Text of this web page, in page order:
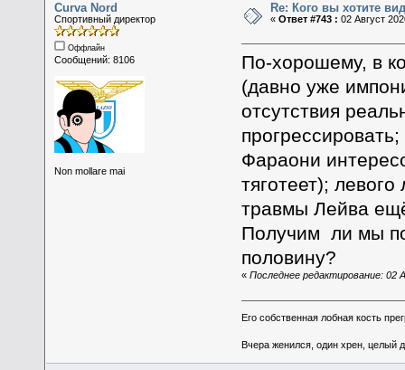
Curva Nord
Спортивный директор
Оффлайн
Сообщений: 8106
Non mollare mai
Re: Кого вы хотите
«Ответ #743 : 02 Август
По-хорошему, в
(давно уже
отсутствия
Фараони
тяготеет);
травмы Лейва
Получим ли мы по
половину?
« Последнее редактирование: 02
Его собственная лобная кость
Вчера женился, один хрен, целый